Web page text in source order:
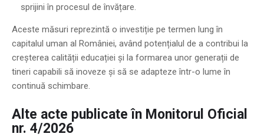
sprijini în procesul de învățare.
Aceste măsuri reprezintă o investiție pe termen lung în
capitalul uman al României, având potențialul de a contribui la
creșterea calității educației și la formarea unor generații de
tineri capabili să inoveze și să se adapteze într-o lume în
continuă schimbare.
Alte acte publicate în Monitorul Oficial
nr. 4/2026